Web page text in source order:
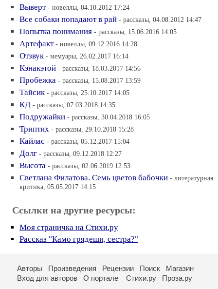
Выверт - новеллы, 04.10.2012 17:24
Все собаки попадают в рай - рассказы, 04.08.2012 14:47
Попытка понимания - рассказы, 15.06.2016 14:05
Артефакт - новеллы, 09.12.2016 14:28
Отзвук - мемуары, 26.02.2017 16:14
Кэнакэтой - рассказы, 18.03.2017 14:56
Пробежка - рассказы, 15.08.2017 13:59
Тайсик - рассказы, 25.10.2017 14:05
КД - рассказы, 07.03.2018 14:35
Подружайки - рассказы, 30.04.2018 16:05
Триптих - рассказы, 29.10.2018 15:28
Кайлас - рассказы, 05.12.2017 15:04
Долг - рассказы, 09.12.2018 12:27
Высота - рассказы, 02.06.2019 12:53
Светлана Филатова. Семь цветов бабочки - литературная
критика, 05.05.2017 14:15
Ссылки на другие ресурсы:
Моя страничка на Стихи.ру
Рассказ "Камо грядеши, сестра?"
Авторы Произведения Рецензии Поиск
Магазин
Вход для авторов
О портале Стихи.ру Проза.ру